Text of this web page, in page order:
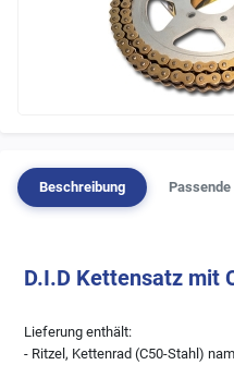
Beschreibung
D.I.D Kettensatz mit
Lieferung enthält:
- Ritzel, Kettenrad (C50-Stahl)